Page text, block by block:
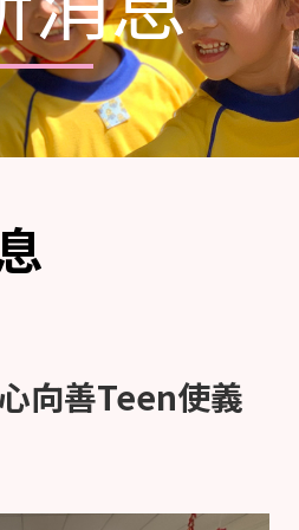
向善Teen使義